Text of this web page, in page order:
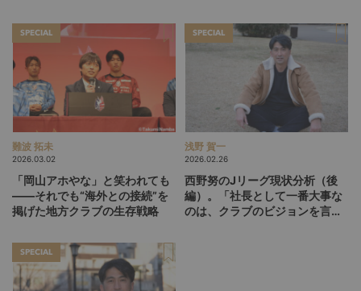
SPECIAL
難波 拓未
2026.03.02
「岡山アホやな」と笑われても
――それでも“海外との接続”を
掲げた地方クラブの生存戦略
SPECIAL
浅野 賀一
2026.02.26
西野努のJリーグ現状分析（後
編）。「社長として一番大事な
のは、クラブのビジョンを言語
SPECIAL